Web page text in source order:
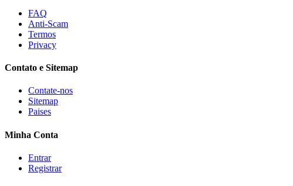
FAQ
Anti-Scam
Termos
Privacy
Contato e Sitemap
Contate-nos
Sitemap
Paises
Minha Conta
Entrar
Registrar